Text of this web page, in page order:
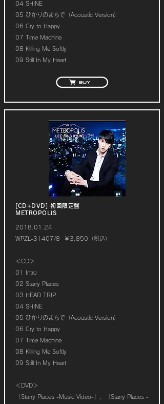
04 SHINE
05 ひかりのまちで（Acoustic Version）
06 Cry to Happy
07 Time Machine
08 Killing Me Softly
09 Still In My Heart
[CD+DVD] 初回限定盤
METROPOLIS
2018.01.24
WPZL-31407/8 ￥3,850（税込）
＜CD＞
01 Intro
02 Starry Places
03 HEAD TRIP
04 SHINE
05 ひかりのまちで（Acoustic Version）
06 Cry to Happy
07 Time Machine
08 Killing Me Softly
09 Still In My Heart
​＜DVD＞
「Starry Places -Music Video-」、「Starry Places -